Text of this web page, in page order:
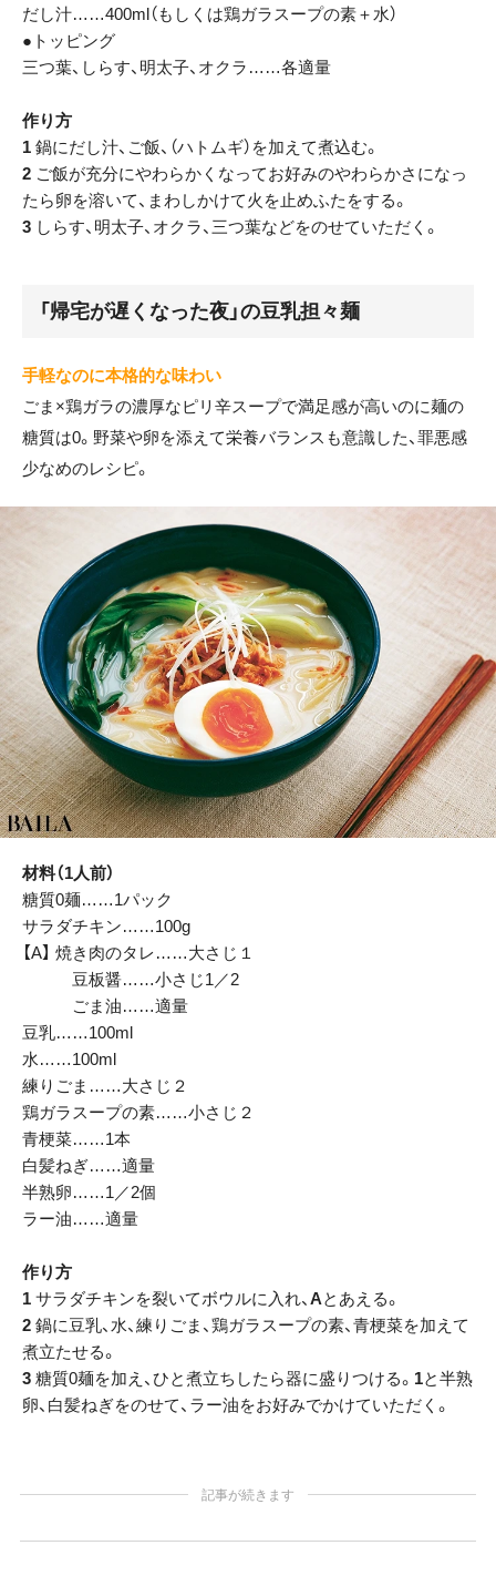
だし汁……400ml（もしくは鶏ガラスープの素＋水）
●トッピング
三つ葉、しらす、明太子、オクラ……各適量
作り方
1 鍋にだし汁、ご飯、（ハトムギ）を加えて煮込む。
2 ご飯が充分にやわらかくなってお好みのやわらかさになっ
たら卵を溶いて、まわしかけて火を止めふたをする。
3 しらす、明太子、オクラ、三つ葉などをのせていただく。
「帰宅が遅くなった夜」の豆乳担々麺
手軽なのに本格的な味わい
ごま×鶏ガラの濃厚なピリ辛スープで満足感が高いのに麺の
糖質は0。野菜や卵を添えて栄養バランスも意識した、罪悪感
少なめのレシピ。
材料（1人前）
糖質0麺……1パック
サラダチキン……100g
【A】 焼き肉のタレ……大さじ１
豆板醤……小さじ1／2
ごま油……適量
豆乳……100ml
水……100ml
練りごま……大さじ２
鶏ガラスープの素……小さじ２
青梗菜……1本
白髪ねぎ……適量
半熟卵……1／2個
ラー油……適量
作り方
1 サラダチキンを裂いてボウルに入れ、 Aとあえる。
2 鍋に豆乳、水、練りごま、鶏ガラスープの素、青梗菜を加えて
煮立たせる。
3 糖質0麺を加え、ひと煮立ちしたら器に盛りつける。 1と半熟
卵、白髪ねぎをのせて、ラー油をお好みでかけていただく。
記事が続きます